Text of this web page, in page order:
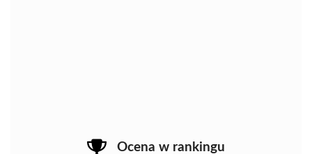
Ocena w rankingu